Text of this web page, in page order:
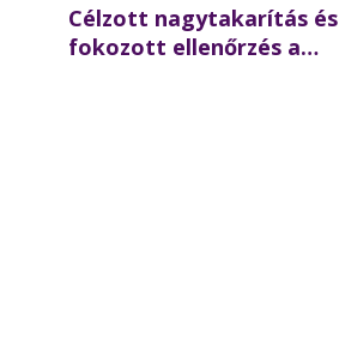
Célzott nagytakarítás és
fokozott ellenőrzés a